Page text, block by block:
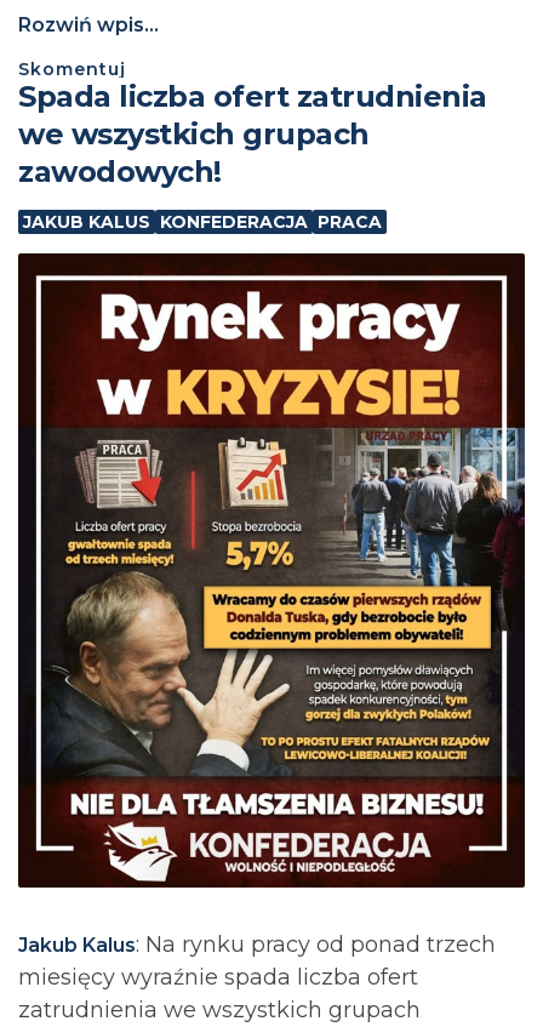
Rozwiń wpis...
Skomentuj
Spada liczba ofert zatrudnienia
we wszystkich grupach
zawodowych!
JAKUB KALUS KONFEDERACJA PRACA
Jakub Kalus: Na rynku pracy od ponad trzech
miesięcy wyraźnie spada liczba ofert
zatrudnienia we wszystkich grupach